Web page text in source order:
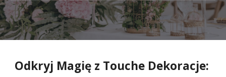
Odkryj Magię z Touche Dekoracje: